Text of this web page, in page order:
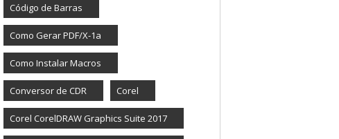
Código de Barras
Como Gerar PDF/X-1a
Como Instalar Macros
Conversor de CDR Corel
Corel CorelDRAW Graphics Suite 2017